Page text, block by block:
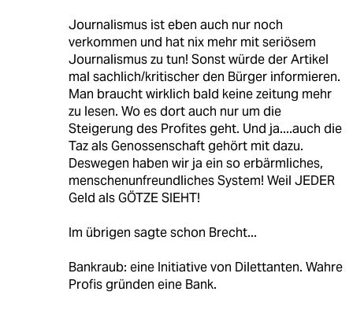
Journalismus ist eben auch nur noch
verkommen und hat nix mehr mit seriösem
Journalismus zu tun! Sonst würde der Artikel
mal sachlich/kritischer den Bürger informieren.
Man braucht wirklich bald keine zeitung mehr
zu lesen. Wo es dort auch nur um die
Steigerung des Profites geht. Und ja....auch die
Taz als Genossenschaft gehört mit dazu.
Deswegen haben wir ja ein so erbärmliches,
menschenunfreundliches System! Weil JEDER
Geld als GÖTZE SIEHT!
Im übrigen sagte schon Brecht...
Bankraub: eine Initiative von Dilettanten. Wahre
Profis gründen eine Bank.